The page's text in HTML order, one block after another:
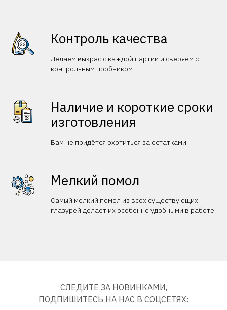
Контроль качества
Делаем выкрас с каждой партии и сверяем с
контрольным пробником.
Наличие и короткие сроки
изготовления
Вам не придётся охотиться за остатками.
Мелкий помол
Самый мелкий помол из всех существующих
глазурей делает их особенно удобными в работе.
СЛЕДИТЕ ЗА НОВИНКАМИ,
ПОДПИШИТЕСЬ НА НАС В СОЦСЕТЯХ: